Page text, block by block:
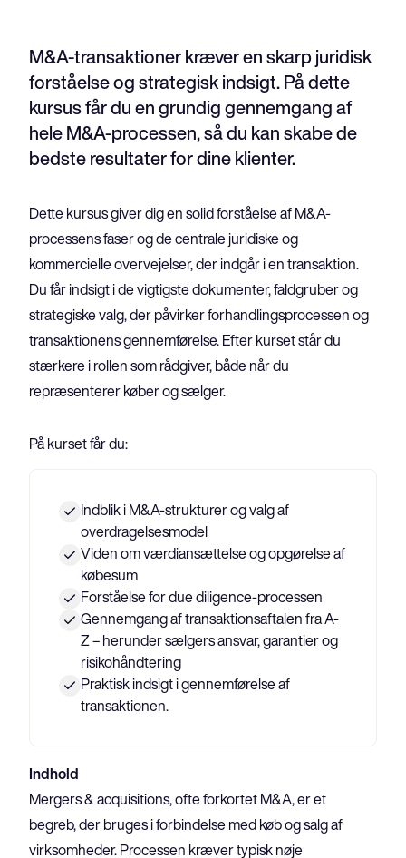
M&A-transaktioner kræver en skarp juridisk
forståelse og strategisk indsigt. På dette
kursus får du en grundig gennemgang af
hele M&A-processen, så du kan skabe de
bedste resultater for dine klienter.
Dette kursus giver dig en solid forståelse af M&A-
processens faser og de centrale juridiske og
kommercielle overvejelser, der indgår i en transaktion.
Du får indsigt i de vigtigste dokumenter, faldgruber og
strategiske valg, der påvirker forhandlingsprocessen og
transaktionens gennemførelse. Efter kurset står du
stærkere i rollen som rådgiver, både når du
repræsenterer køber og sælger.
På kurset får du:
Indblik i M&A-strukturer og valg af
overdragelsesmodel
Viden om værdiansættelse og opgørelse af
købesum
Forståelse for due diligence-processen
Gennemgang af transaktionsaftalen fra A-
Z – herunder sælgers ansvar, garantier og
risikohåndtering
Praktisk indsigt i gennemførelse af
transaktionen.
Indhold
Mergers & acquisitions, ofte forkortet M&A, er et
begreb, der bruges i forbindelse med køb og salg af
virksomheder. Processen kræver typisk nøje